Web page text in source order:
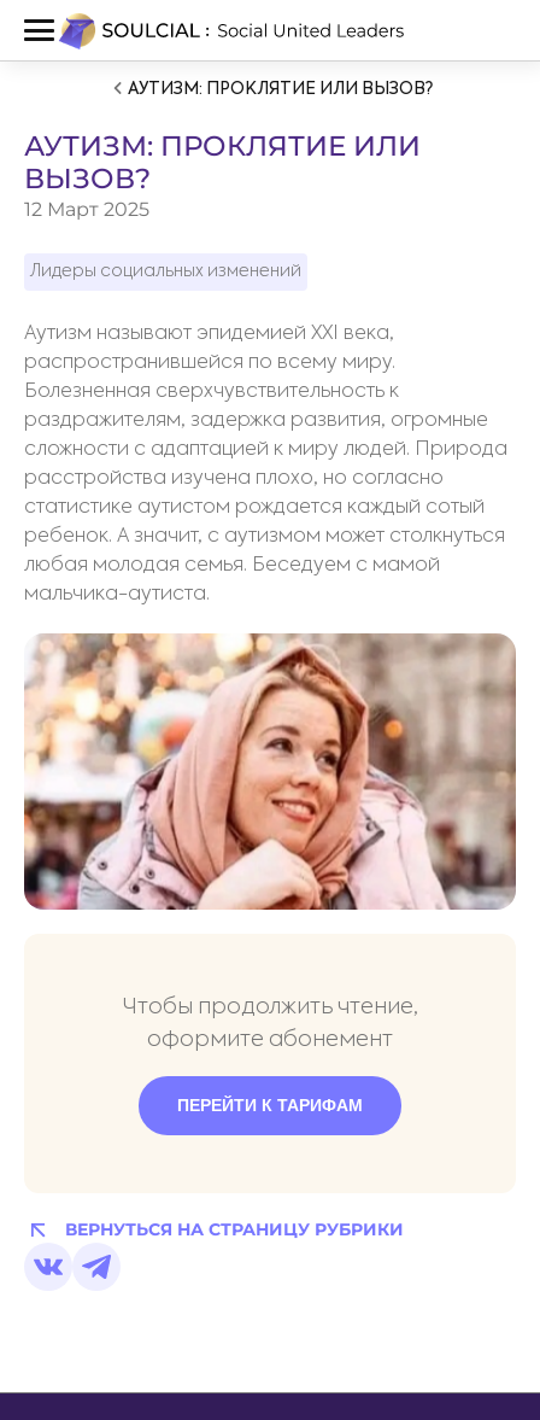
АУТИЗМ: ПРОКЛЯТИЕ ИЛИ ВЫЗОВ?
АУТИЗМ: ПРОКЛЯТИЕ ИЛИ
ВЫЗОВ?
12 Март 2025
Лидеры социальных изменений
Аутизм называют эпидемией XXI века,
распространившейся по всему миру.
Болезненная сверхчувствительность к
раздражителям, задержка развития, огромные
сложности с адаптацией к миру людей. Природа
расстройства изучена плохо, но согласно
статистике аутистом рождается каждый сотый
ребенок. А значит, с аутизмом может столкнуться
любая молодая семья. Беседуем с мамой
мальчика-аутиста.
Чтобы продолжить чтение,
оформите абонемент
ПЕРЕЙТИ К ТАРИФАМ
ВЕРНУТЬСЯ НА СТРАНИЦУ РУБРИКИ